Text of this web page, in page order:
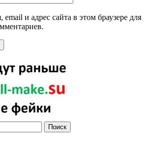
и адрес сайта в этом браузере для